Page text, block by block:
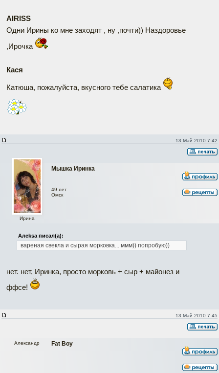
AIRISS
Одни Ирины ко мне заходят , ну ,почти)) Наздоровье
,Ирочка
Кася
Катюша, пожалуйста, вкусного тебе салатика
13 Май 2010 7:42
Мышка Иринка
Ирина
49 лет
Омск
Алеksa писал(а):
вареная свекла и сырая морковка... ммм)) попробую))
нет. нет, Иринка, просто морковь + сыр + майонез и
ффсе!
13 Май 2010 7:45
Fat Boy
Александр